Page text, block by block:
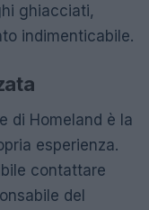
ghiacciati,
indimenticabile.
di Homeland è la
esperienza.
contattare
del